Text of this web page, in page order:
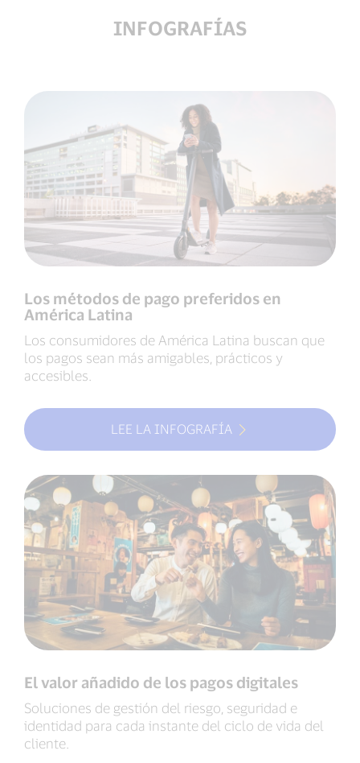
INFOGRAFÍAS
Los métodos de pago preferidos en
América Latina
Los consumidores de América Latina buscan que
los pagos sean más amigables, prácticos y
accesibles.
LEE LA INFOGRAFÍA
El valor añadido de los pagos digitales
Soluciones de gestión del riesgo, seguridad e
identidad para cada instante del ciclo de vida del
cliente.